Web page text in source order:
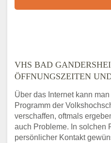
VHS BAD
ÖFFNUNGSZEITEN
Über das Internet kann
Programm der
verschaffen, oftmals
auch Probleme. In solchen
persönlicher Kontakt